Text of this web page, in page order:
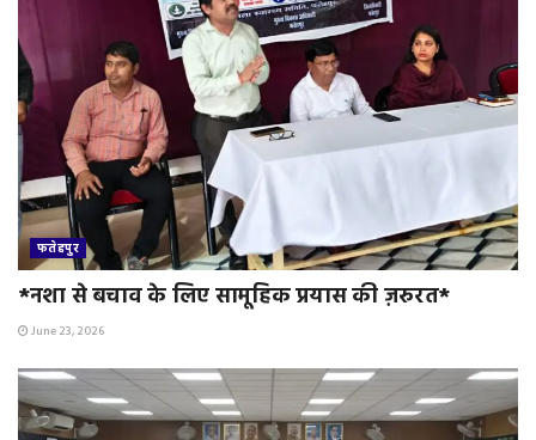
फतेहपुर
*नशा से बचाव के लिए सामूहिक प्रयास की ज़रुरत*
June 23, 2026